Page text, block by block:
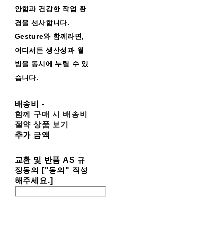
안함과 건강한 작업 환
경을 선사합니다.
Gesture와 함께라면,
어디서든 생산성과 웰
빙을 동시에 누릴 수 있
습니다.
배송비 -
함께 구매 시 배송비
절약 상품 보기
추가 금액
교환 및 반품 AS 규
정동의 ["동의" 작성
해주세요.]